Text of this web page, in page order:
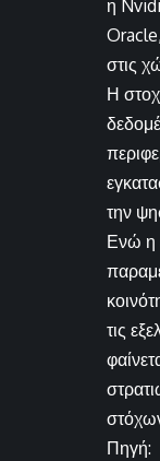
η
στις
Η
την
Ενώ η
τις
Πηγή: